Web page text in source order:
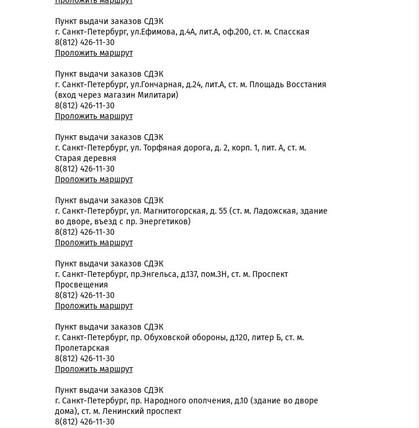
Пункт выдачи заказов СДЭК
г. Санкт-Петербург, ул.Ефимова, д.4А, лит.А, оф.200, ст. м. Спасская
8(812) 426-11-30
Проложить маршрут
Пункт выдачи заказов СДЭК
г. Санкт-Петербург, ул.Гончарная, д.24, лит.А, ст. м. Площадь Восстания
(вход через магазин Милитари)
8(812) 426-11-30
Проложить маршрут
Пункт выдачи заказов СДЭК
г. Санкт-Петербург, ул. Торфяная дорога, д. 2, корп. 1, лит. А, ст. м.
Старая деревня
8(812) 426-11-30
Проложить маршрут
Пункт выдачи заказов СДЭК
г. Санкт-Петербург, ул. Магнитогорская, д. 55 (ст. м. Ладожская, здание
во дворе, въезд с пр. Энергетиков)
8(812) 426-11-30
Проложить маршрут
Пункт выдачи заказов СДЭК
г. Санкт-Петербург, пр.Энгельса, д.137, пом.3Н, ст. м. Проспект
Просвещения
8(812) 426-11-30
Проложить маршрут
Пункт выдачи заказов СДЭК
г. Санкт-Петербург, пр. Обуховской обороны, д.120, литер Б, ст. м.
Пролетарская
8(812) 426-11-30
Проложить маршрут
Пункт выдачи заказов СДЭК
г. Санкт-Петербург, пр. Народного ополчения, д.10 (здание во дворе
дома), ст. м. Ленинский проспект
8(812) 426-11-30